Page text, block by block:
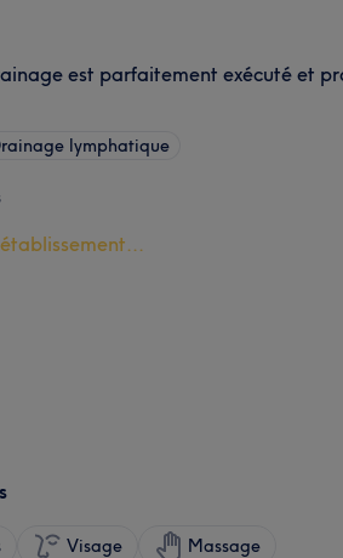
est parfaitement exécuté et
lymphatique
Visage Massage